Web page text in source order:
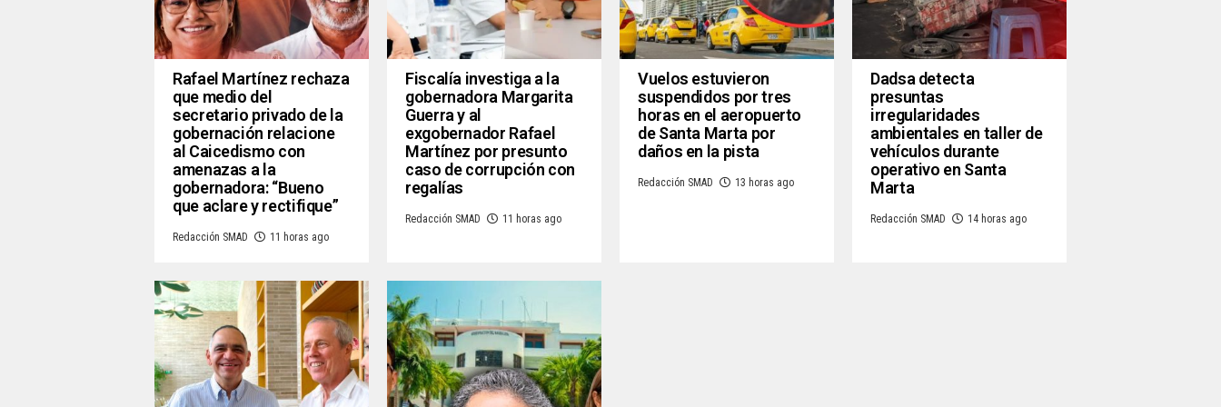
Rafael Martínez rechaza
que medio del
secretario privado de la
gobernación relacione
al Caicedismo con
amenazas a la
gobernadora: “Bueno
que aclare y rectifique”
Redacción SMAD 11 horas ago
Fiscalía investiga a la
gobernadora Margarita
Guerra y al
exgobernador Rafael
Martínez por presunto
caso de corrupción con
regalías
Redacción SMAD 11 horas ago
Vuelos estuvieron
suspendidos por tres
horas en el aeropuerto
de Santa Marta por
daños en la pista
Redacción SMAD 13 horas ago
Dadsa detecta
presuntas
irregularidades
ambientales en taller de
vehículos durante
operativo en Santa
Marta
Redacción SMAD 14 horas ago